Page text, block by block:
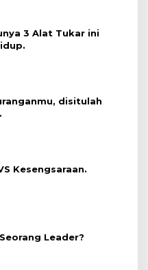
3 Alat Tukar ini
disitulah
Kesengsaraan.
Leader?